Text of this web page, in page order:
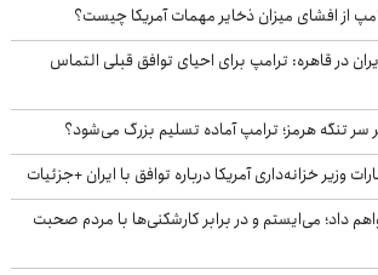
از افشای میزان ذخایر مهمات آمریکا چیست؟
در قاهره: ترامپ برای احیای توافق قبلی التماس
سر تنگه هرمز؛ ترامپ آماده تسلیم بزرگ می‌شود؟
وزیر خزانه‌داری آمریکا درباره توافق با ایران +جزئیات
داد؛ می‌ایستم و در برابر کارشکنی‌ها با مردم صحبت